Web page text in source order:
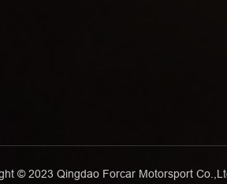
© 2023 Qingdao Forcar Motorsport